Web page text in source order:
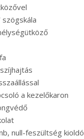
a kezelőkaron
null-feszültség kioldó